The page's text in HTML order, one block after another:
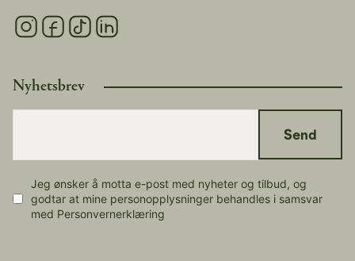
Nyhetsbrev
Jeg ønsker å motta e-post med nyheter og tilbud, og
godtar at mine personopplysninger behandles i samsvar
med Personvernerklæring
Send